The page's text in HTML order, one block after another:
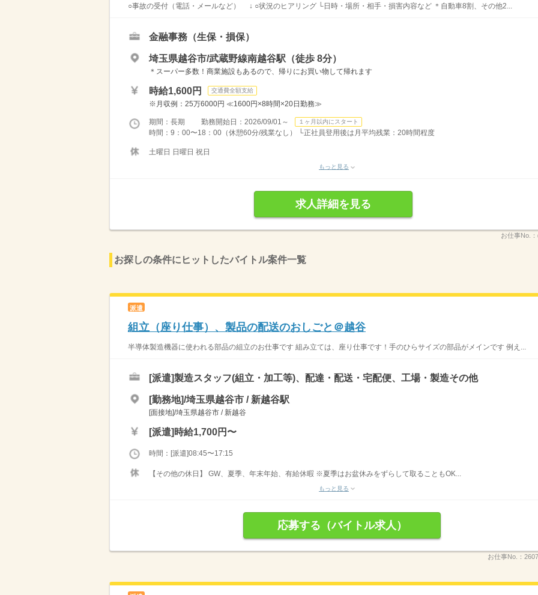
○事故の受付（電話・メールなど） ↓ ○状況のヒアリング └日時・場所・相手・損害内容など ＊自動車8割、その他2...
金融事務（生保・損保）
埼玉県越谷市/武蔵野線南越谷駅（徒歩 8分）
＊スーパー多数！商業施設もあるので、帰りにお買い物して帰れます
時給1,600円 交通費全額支給
※月収例：25万6000円 ≪1600円×8時間×20日勤務≫
期間：長期 勤務開始日：2026/09/01～ １ヶ月以内にスタート
時間：9：00〜18：00（休憩60分/残業なし） └正社員登用後は月平均残業：20時間程度
土曜日 日曜日 祝日
もっと見る
求人詳細を見る
お仕事No.：
お探しの条件にヒットしたバイトル案件一覧
派遣
組立（座り仕事）、製品の配送のおしごと＠越谷
半導体製造機器に使われる部品の組立のお仕事です 組み立ては、座り仕事です！手のひらサイズの部品がメインです 例え...
[派遣]製造スタッフ(組立・加工等)、配達・配送・宅配便、工場・製造その他
[勤務地]/埼玉県越谷市 / 新越谷駅
[面接地]/埼玉県越谷市 / 新越谷
[派遣] 時給1,700円〜
時間：[派遣]08:45〜17:15
【その他の休日】 GW、夏季、年末年始、有給休暇 ※夏季はお盆休みをずらして取ることもOK...
もっと見る
応募する（バイトル求人）
お仕事No.：